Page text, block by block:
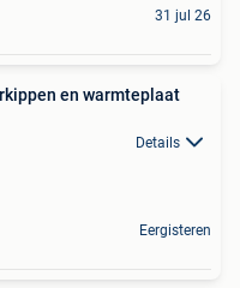
31 jul 26
en warmteplaat
Details
Eergisteren